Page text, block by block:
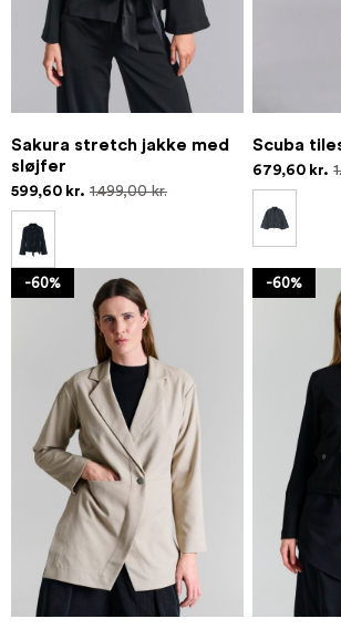
Sakura stretch jakke med
sløjfer
599,60 kr. 1.499,00 kr.
Scuba
679,60 kr.
-60% -60%